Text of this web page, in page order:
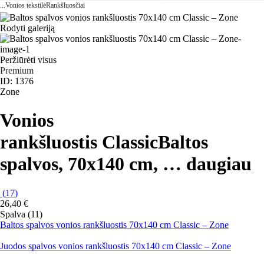
...Vonios tekstilėRankšluosčiai
Rodyti galeriją
Peržiūrėti visus
Premium
ID: 1376
Zone
Vonios
rankšluostis ClassicBaltos
spalvos, 70x140 cm, … daugiau
(17)
26,40 €
Spalva (11)
Baltos spalvos vonios rankšluostis 70x140 cm Classic – Zone
Juodos spalvos vonios rankšluostis 70x140 cm Classic – Zone